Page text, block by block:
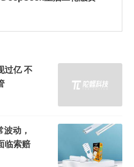
过亿 不
动，
临索赔